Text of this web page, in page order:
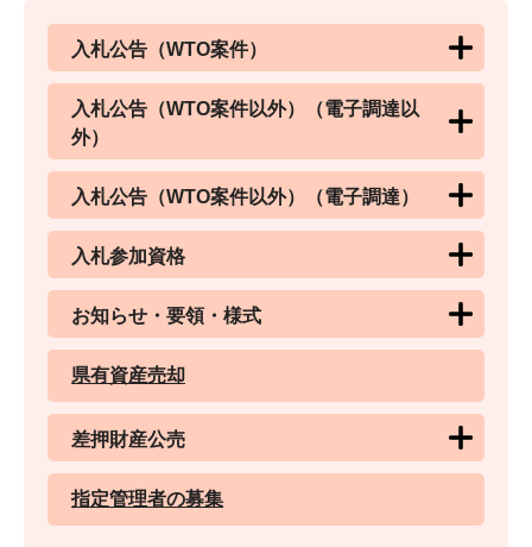
入札公告（WTO案件）
入札公告（WTO案件以外）（電子調達以
外）
入札公告（WTO案件以外）（電子調達）
入札参加資格
お知らせ・要領・様式
県有資産売却
差押財産公売
指定管理者の募集